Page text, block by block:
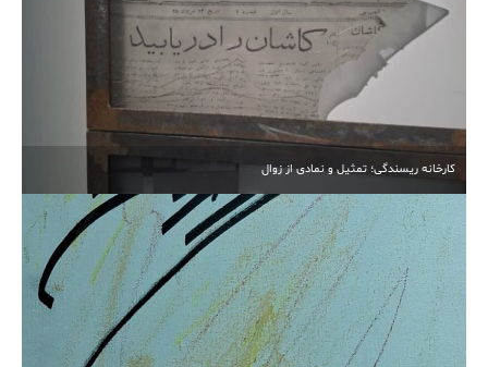
آبیاری غرقابی در کاشان در اوج بحران آب
انتخابات مجدد هیأت‌مدیره خیرین مدرسه‌ساز کاشان برگزار
شد
کارخانه ریسندگی؛ تمثیل و نمادی از زوال